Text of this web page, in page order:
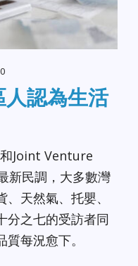
0
人認為生活
Joint Venture
新民調，大多數灣
天然氣、托嬰、
分之七的受訪者同
每況愈下。